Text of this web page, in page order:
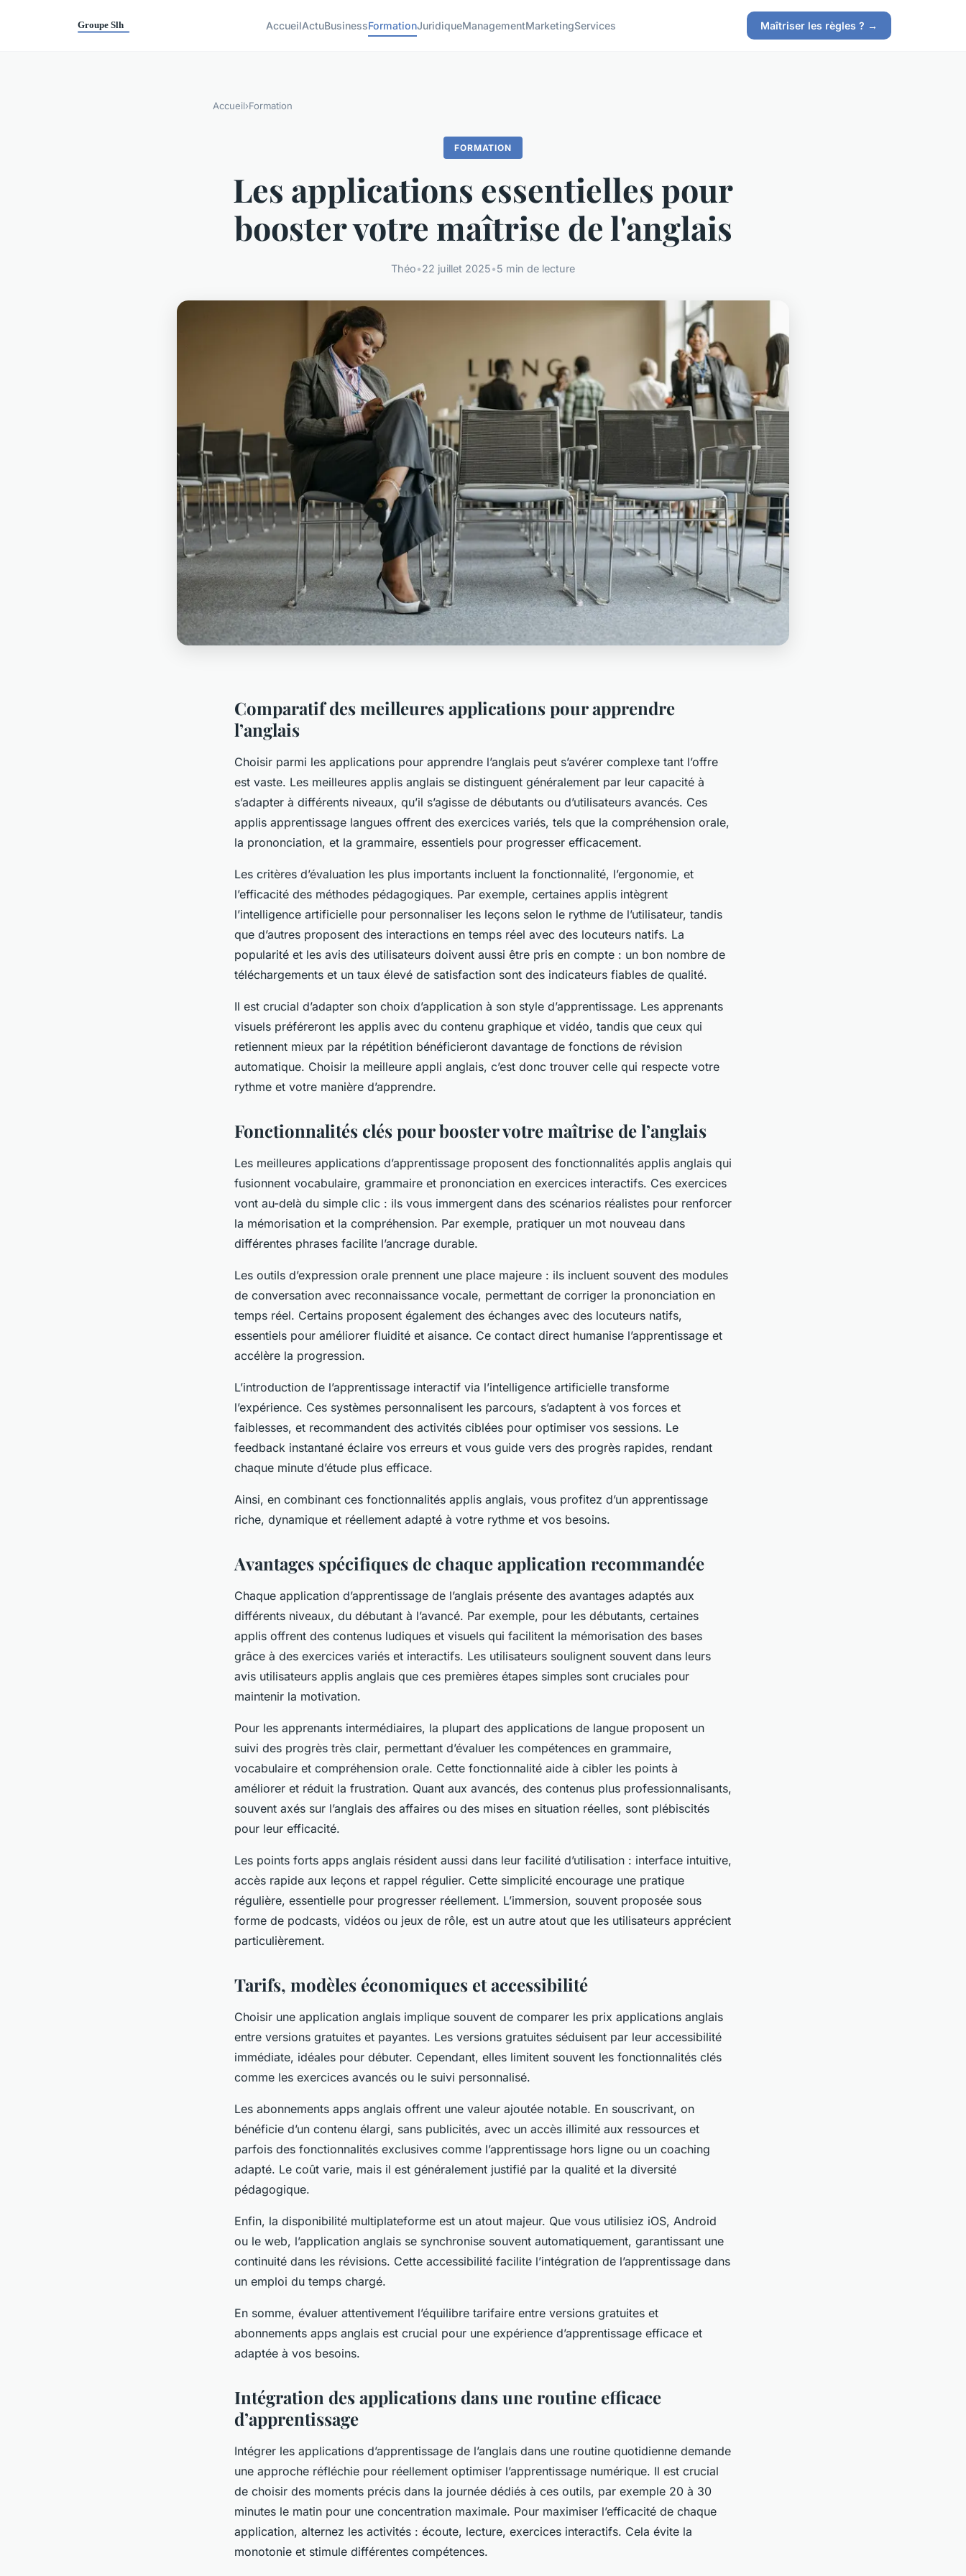
AccueilActuBusinessFormationJuridiqueManagementMarketingServices Maîtriser les règles ? →
Accueil›Formation
FORMATION
Les applications essentielles pour
booster votre maîtrise de l'anglais
Théo•22 juillet 2025•5 min de lecture
Comparatif des meilleures applications pour apprendre
l’anglais
Choisir parmi les applications pour apprendre l’anglais peut s’avérer complexe tant l’offre
est vaste. Les meilleures applis anglais se distinguent généralement par leur capacité à
s’adapter à différents niveaux, qu’il s’agisse de débutants ou d’utilisateurs avancés. Ces
applis apprentissage langues offrent des exercices variés, tels que la compréhension orale,
la prononciation, et la grammaire, essentiels pour progresser efficacement.
Les critères d’évaluation les plus importants incluent la fonctionnalité, l’ergonomie, et
l’efficacité des méthodes pédagogiques. Par exemple, certaines applis intègrent
l’intelligence artificielle pour personnaliser les leçons selon le rythme de l’utilisateur, tandis
que d’autres proposent des interactions en temps réel avec des locuteurs natifs. La
popularité et les avis des utilisateurs doivent aussi être pris en compte : un bon nombre de
téléchargements et un taux élevé de satisfaction sont des indicateurs fiables de qualité.
Il est crucial d’adapter son choix d’application à son style d’apprentissage. Les apprenants
visuels préféreront les applis avec du contenu graphique et vidéo, tandis que ceux qui
retiennent mieux par la répétition bénéficieront davantage de fonctions de révision
automatique. Choisir la meilleure appli anglais, c’est donc trouver celle qui respecte votre
rythme et votre manière d’apprendre.
Fonctionnalités clés pour booster votre maîtrise de l’anglais
Les meilleures applications d’apprentissage proposent des fonctionnalités applis anglais qui
fusionnent vocabulaire, grammaire et prononciation en exercices interactifs. Ces exercices
vont au-delà du simple clic : ils vous immergent dans des scénarios réalistes pour renforcer
la mémorisation et la compréhension. Par exemple, pratiquer un mot nouveau dans
différentes phrases facilite l’ancrage durable.
Les outils d’expression orale prennent une place majeure : ils incluent souvent des modules
de conversation avec reconnaissance vocale, permettant de corriger la prononciation en
temps réel. Certains proposent également des échanges avec des locuteurs natifs,
essentiels pour améliorer fluidité et aisance. Ce contact direct humanise l’apprentissage et
accélère la progression.
L’introduction de l’apprentissage interactif via l’intelligence artificielle transforme
l’expérience. Ces systèmes personnalisent les parcours, s’adaptent à vos forces et
faiblesses, et recommandent des activités ciblées pour optimiser vos sessions. Le
feedback instantané éclaire vos erreurs et vous guide vers des progrès rapides, rendant
chaque minute d’étude plus efficace.
Ainsi, en combinant ces fonctionnalités applis anglais, vous profitez d’un apprentissage
riche, dynamique et réellement adapté à votre rythme et vos besoins.
Avantages spécifiques de chaque application recommandée
Chaque application d’apprentissage de l’anglais présente des avantages adaptés aux
différents niveaux, du débutant à l’avancé. Par exemple, pour les débutants, certaines
applis offrent des contenus ludiques et visuels qui facilitent la mémorisation des bases
grâce à des exercices variés et interactifs. Les utilisateurs soulignent souvent dans leurs
avis utilisateurs applis anglais que ces premières étapes simples sont cruciales pour
maintenir la motivation.
Pour les apprenants intermédiaires, la plupart des applications de langue proposent un
suivi des progrès très clair, permettant d’évaluer les compétences en grammaire,
vocabulaire et compréhension orale. Cette fonctionnalité aide à cibler les points à
améliorer et réduit la frustration. Quant aux avancés, des contenus plus professionnalisants,
souvent axés sur l’anglais des affaires ou des mises en situation réelles, sont plébiscités
pour leur efficacité.
Les points forts apps anglais résident aussi dans leur facilité d’utilisation : interface intuitive,
accès rapide aux leçons et rappel régulier. Cette simplicité encourage une pratique
régulière, essentielle pour progresser réellement. L’immersion, souvent proposée sous
forme de podcasts, vidéos ou jeux de rôle, est un autre atout que les utilisateurs apprécient
particulièrement.
Tarifs, modèles économiques et accessibilité
Choisir une application anglais implique souvent de comparer les prix applications anglais
entre versions gratuites et payantes. Les versions gratuites séduisent par leur accessibilité
immédiate, idéales pour débuter. Cependant, elles limitent souvent les fonctionnalités clés
comme les exercices avancés ou le suivi personnalisé.
Les abonnements apps anglais offrent une valeur ajoutée notable. En souscrivant, on
bénéficie d’un contenu élargi, sans publicités, avec un accès illimité aux ressources et
parfois des fonctionnalités exclusives comme l’apprentissage hors ligne ou un coaching
adapté. Le coût varie, mais il est généralement justifié par la qualité et la diversité
pédagogique.
Enfin, la disponibilité multiplateforme est un atout majeur. Que vous utilisiez iOS, Android
ou le web, l’application anglais se synchronise souvent automatiquement, garantissant une
continuité dans les révisions. Cette accessibilité facilite l’intégration de l’apprentissage dans
un emploi du temps chargé.
En somme, évaluer attentivement l’équilibre tarifaire entre versions gratuites et
abonnements apps anglais est crucial pour une expérience d’apprentissage efficace et
adaptée à vos besoins.
Intégration des applications dans une routine efficace
d’apprentissage
Intégrer les applications d’apprentissage de l’anglais dans une routine quotidienne demande
une approche réfléchie pour réellement optimiser l’apprentissage numérique. Il est crucial
de choisir des moments précis dans la journée dédiés à ces outils, par exemple 20 à 30
minutes le matin pour une concentration maximale. Pour maximiser l’efficacité de chaque
application, alternez les activités : écoute, lecture, exercices interactifs. Cela évite la
monotonie et stimule différentes compétences.